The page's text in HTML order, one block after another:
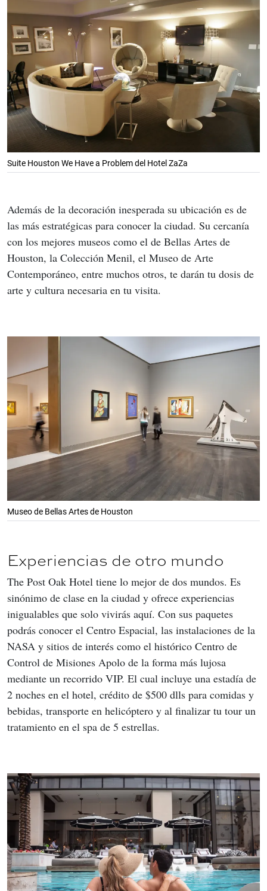
Suite Houston We Have a Problem del Hotel ZaZa
Además de la decoración inesperada su ubicación es de
las más estratégicas para conocer la ciudad. Su cercanía
con los mejores museos como el de Bellas Artes de
Houston, la Colección Menil, el Museo de Arte
Contemporáneo, entre muchos otros, te darán tu dosis de
arte y cultura necesaria en tu visita.
Museo de Bellas Artes de Houston
Experiencias de otro mundo
The Post Oak Hotel tiene lo mejor de dos mundos. Es
sinónimo de clase en la ciudad y ofrece experiencias
inigualables que solo vivirás aquí. Con sus paquetes
podrás conocer el Centro Espacial, las instalaciones de la
NASA y sitios de interés como el histórico Centro de
Control de Misiones Apolo de la forma más lujosa
mediante un recorrido VIP. El cual incluye una estadía de
2 noches en el hotel, crédito de $500 dlls para comidas y
bebidas, transporte en helicóptero y al finalizar tu tour un
tratamiento en el spa de 5 estrellas.